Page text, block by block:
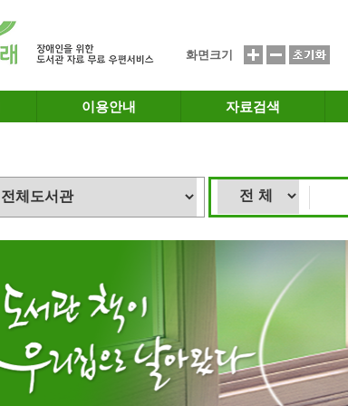
화면크기
이용안내 자료검색